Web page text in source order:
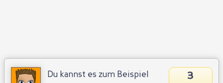
3
Du kannst es zum Beispiel